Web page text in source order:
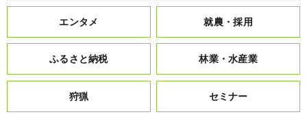
エンタメ 就農・採用
ふるさと納税 林業・水産業
狩猟 セミナー